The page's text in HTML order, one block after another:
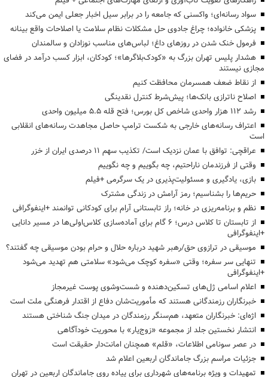
سواد رسانه‌ای؛ واکسنی که جامعه را در برابر سیل اخبار جعلی ایمن می‌کند
پزشکی خانواده؛ چراغ جادوی حل مشکلات نظام سلامت یا اصلاحات واقع بینانه
فرمول خنک شدن در روزهای داغ؛ لباس‌های مناسب نوزادان و سالمندان
هشدار پلیس تهران بزرگ به «کودک‌بلاگرها»؛ کودکان، ابزار کسب درآمد در فضای
مجازی نیستند
از نقاط ضعف همسرمان محافظت کنیم
اصلاح ناترازی بانک‌ها؛ پیش‌شرط کنترل نقدینگی
رشد ۱۱۲ هزار واحدی شاخص کل بورس؛ فتح قله ۵.۵ میلیون واحدی
اعتراف رسانه‌های خارجی به شکست ترامپ حاصل مجاهدت رسانه‌های انقلابی
است
عراقچی: توافق با عمان نزدیک است/ تکذیب سهم ۱۱ درصدی ایران از خزر
وقتی از فرزندمان ناراحتیم، چه بگوییم و چه نگوییم
بازی، یادگیری و مسئولیت‌پذیری در یک سرگرمی +فیلم
حریم‌ها را بشناسیم؛ رمز آرامش در زندگی مشترک
نظم و برنامه‌ریزی در خانه؛ راز تابستانی آرام برای کودکانی توانمند +اینفوگرافی
از تابستان تا کلاس درس؛ ۶ گام برای آماده‌سازی کلاس‌اولی‌ها در مسیر دانایی
+اینفوگرافی
موسیقی در ترازوی حق/رهبر شهید درباره حلال و حرام بودن موسیقی چه گفتند؟
تنهایی سر سفره؛ وقتی «سفره کوچک می‌شود» سلامتی هم تهدید می‌شود
+اینفوگرافی
اعلام اسامی ژل‌های تسکین‌دهنده و شست‌وشوی پوست غیرمجاز
خبرنگاران رزمندگانی هستند که مأموریت‌شان دفاع از اقتدار فرهنگی ملت است
اژه‌ای: خبرنگاران متعهد، هم‌سنگر رزمندگان در میدان جنگ شناختی هستند
انتشار نخستین جلد از مجموعه «زوج‌یار» با محوریت خودآگاهی
در عصر سونامی اطلاعات، «قلم» همچنان امانت‌دار حقیقت است
جزئیات مراسم بزرگ جاماندگان اربعین اعلام شد
تمهیدات و ویژه برنامه‌های شهرداری برای پیاده روی جاماندگان اربعین در تهران